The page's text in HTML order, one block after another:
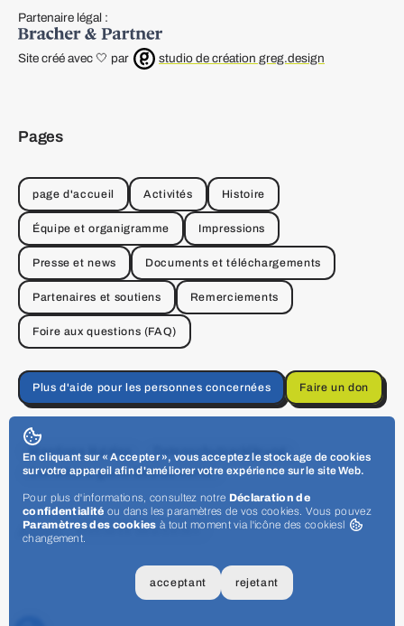
Partenaire légal :
Site créé avec 🤍 par studio de création greg.design
Pages
page d'accueil Activités Histoire
Équipe et organigramme Impressions
Presse et news Documents et téléchargements
Partenaires et soutiens Remerciements
Foire aux questions (FAQ)
Plus d'aide pour les personnes concernées Faire un don
Mentions légales
Datenschutzerklärung
Conditions générales de vente
Admin: Webseite bearbeiten
En cliquant sur « Accepter », vous acceptez le stockage de cookies
sur votre appareil afin d'améliorer votre expérience sur le site Web.
Pour plus d'informations, consultez notre Déclaration de
confidentialité ou dans les paramètres de vos cookies. Vous pouvez
Paramètres des cookies à tout moment via l'icône des cookiesl
changement.
acceptant rejetant